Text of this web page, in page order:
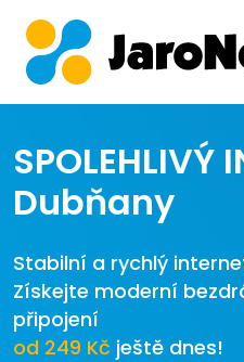
SPOLEHLIVÝ
Dubňany
Stabilní a rychlý
Získejte moderní
připojení
od 249 Kč ještě dnes!